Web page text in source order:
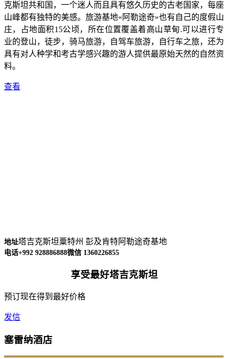
克斯坦共和国，一个迷人而且具有悠久历史的古老国家，每座
山峰都有独特的美感。旅游基地«阿勒途奇»也有自己的度假山
庄，占地面积15公顷，所在位置覆盖着高山草甸.可以进行专
业的登山，徒步，骑马旅游，自驾车旅游，自行车之旅，还为
具有对人种学和考古学感兴趣的游人提供最原始天然的自然资
料。
查看
地址塔吉克斯坦粟特州 彭及肯特阿勒途奇基地
电话+992 928886888微信 1360226855
享受最好塔吉克斯坦
预订现在得到最好价格
发信
塞雷纳酒店